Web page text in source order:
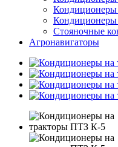
Кондиционеры
Кондиционеры
Стояночные
Агронавигаторы